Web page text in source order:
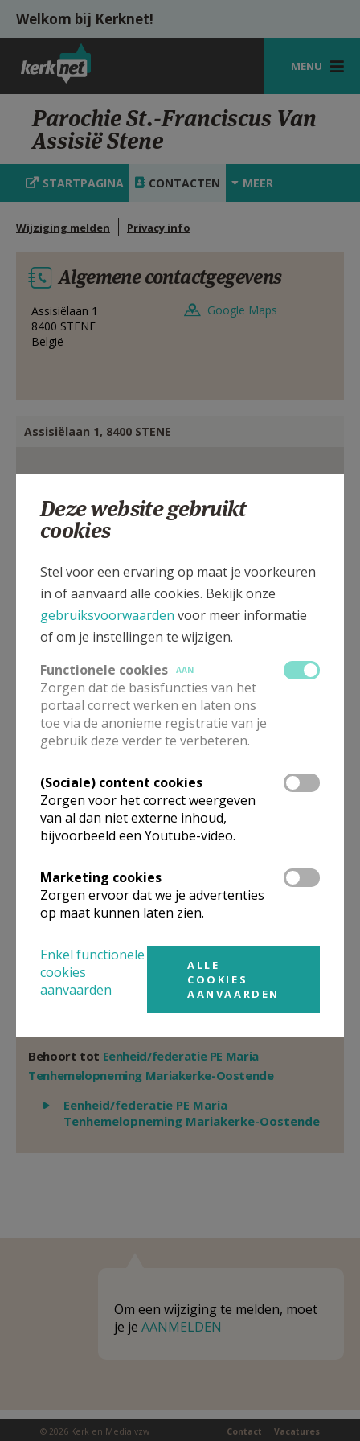
Overslaan en naar de inhoud gaan
Welkom bij Kerknet!
MENU
STARTPAGINA
KERK
VIERINGEN
HULP
MIJN PAROCHIE
AANMELDEN OF REGISTREREN
Parochie St.-Franciscus Van
Assisië Stene
STARTPAGINA CONTACTEN MEER
Wijziging melden Privacy info
Algemene contactgegevens
Assisiëlaan 1
8400 STENE
België
Google Maps
Assisiëlaan 1, 8400 STENE
Pastoor
Paul Michielslaan 19
8400 OOSTENDE
059/70 90 90
Google Maps
Organisatiestructuur
Niet gevonden wat je zocht? Hier vind je links naar de
Behoort tot Eenheid/federatie PE Maria
Tenhemelopneming Mariakerke-Oostende
Weergeven
Eenheid/federatie PE Maria
Tenhemelopneming Mariakerke-Oostende
Om een wijziging te melden, moet
je je AANMELDEN
© 2026 Kerk en Media vzw Vacatures
Contact
Deze website gebruikt
cookies
Stel voor een ervaring op maat je voorkeuren
in of aanvaard alle cookies. Bekijk onze
gebruiksvoorwaarden voor meer informatie
of om je instellingen te wijzigen.
Functionele cookies
AAN
Zorgen dat de basisfuncties van het
portaal correct werken en laten ons
toe via de anonieme registratie van je
gebruik deze verder te verbeteren.
(Sociale) content cookies
Zorgen voor het correct weergeven
van al dan niet externe inhoud,
bijvoorbeeld een Youtube-video.
Marketing cookies
Zorgen ervoor dat we je advertenties
op maat kunnen laten zien.
Enkel functionele
cookies
aanvaarden
ALLE
COOKIES
AANVAARDEN